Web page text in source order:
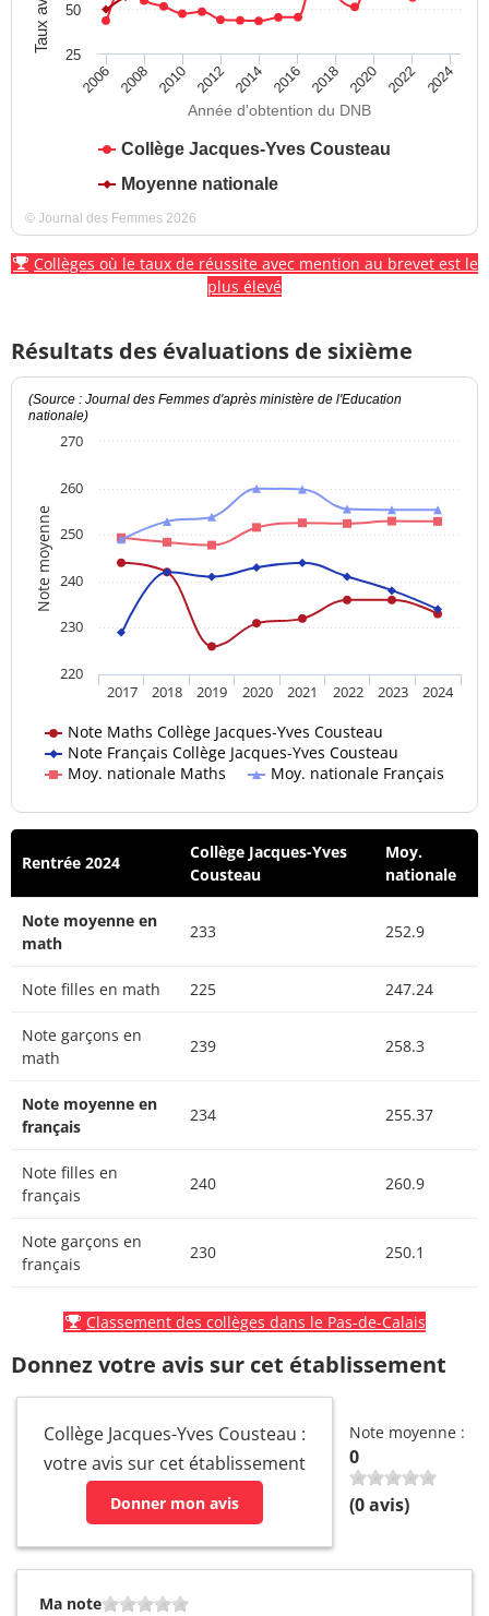
Année d'obtention du DNB
Collège Jacques-Yves Cousteau
Moyenne nationale
2006 2008 2010 2012 2014 2016 2018 2020 2022 2024
25
50
© Journal des Femmes 2026
Collèges où le taux de réussite avec mention au brevet est le
plus élevé
Résultats des évaluations de sixième
Note moyenne
(Source : Journal des Femmes d'après ministère de l'Education
nationale)
Note Maths Collège Jacques-Yves Cousteau
Note Français Collège Jacques-Yves Cousteau
Moy. nationale Maths
Moy. nationale Français
2017 2018 2019 2020 2021 2022 2023 2024
220
230
240
250
260
270
Rentrée 2024
Collège Jacques-Yves
Cousteau
Moy.
nationale
Note moyenne en
math
233 252.9
Note filles en math 225 247.24
Note garçons en
math
239 258.3
Note moyenne en
français
234 255.37
Note filles en
français
240 260.9
Note garçons en
français
230 250.1
Classement des collèges dans le Pas-de-Calais
Donnez votre avis sur cet établissement
Collège Jacques-Yves Cousteau :
votre avis sur cet établissement
Donner mon avis
Note moyenne :
0
(0avis)
Ma note